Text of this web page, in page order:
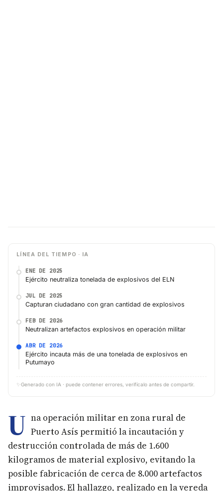
LÍNEA DEL TIEMPO · IA
ENE DE 2025
Ejército neutraliza tonelada de explosivos del ELN
JUL DE 2025
Capturan ciudadano con gran cantidad de explosivos
FEB DE 2026
Neutralizan artefactos explosivos en operación militar
ABR DE 2026
Ejército incauta más de una tonelada de explosivos en
Putumayo
✨ Generado con IA · puede contener errores, verifícalo antes de compartir.
U na operación militar en zona rural de
Puerto Asís permitió la incautación y
destrucción controlada de más de 1.600
kilogramos de material explosivo, evitando la
posible fabricación de cerca de 8.000 artefactos
improvisados. El hallazgo, realizado en la vereda